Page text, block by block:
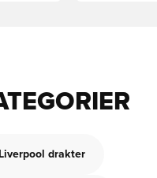
Liverpool drakter